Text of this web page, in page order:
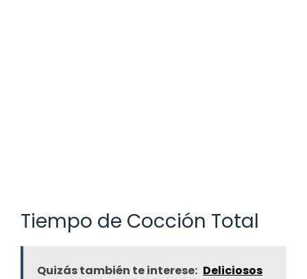
Tiempo de Cocción Total
Quizás también te interese: Deliciosos